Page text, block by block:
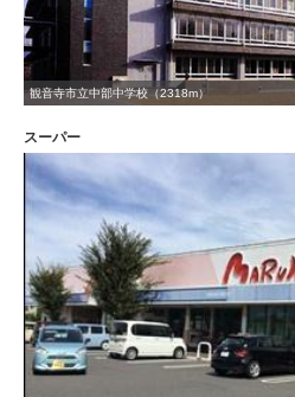
観音寺市立中部中学校（2318m）
スーパー